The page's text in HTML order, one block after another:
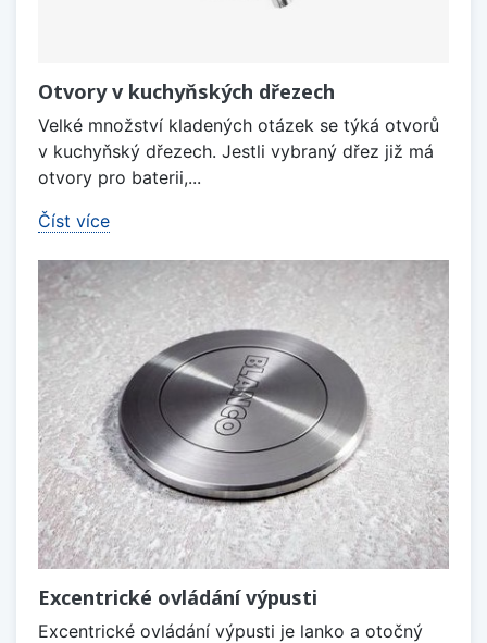
Otvory v kuchyňských dřezech
Velké množství kladených otázek se týká otvorů
v kuchyňský dřezech. Jestli vybraný dřez již má
otvory pro baterii,...
Číst více
Excentrické ovládání výpusti
Excentrické ovládání výpusti je lanko a otočný